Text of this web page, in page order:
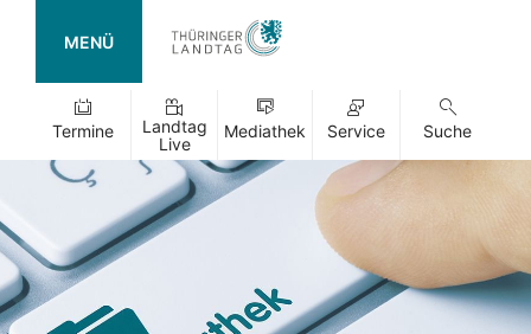
MENÜ
Termine
Landtag
Live
Mediathek Service Suche